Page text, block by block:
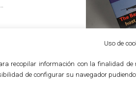
Uso de
recopilar información con la finalidad
de configurar su navegador